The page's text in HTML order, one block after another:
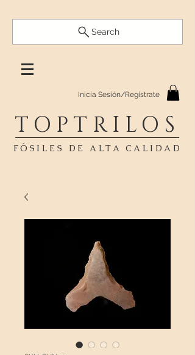
Search
Inicia Sesión/Regístrate
TOPTRILOS
FÓSILES DE ALTA CALIDAD